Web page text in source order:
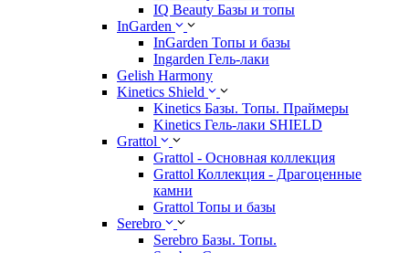
IQ Beauty Базы и топы
InGarden
InGarden Топы и базы
Ingarden Гель-лаки
Gelish Harmony
Kinetics Shield
Kinetics Базы. Топы. Праймеры
Kinetics Гель-лаки SHIELD
Grattol
Grattol - Oснoвнaя коллекция
Grattol Коллекция - Драгоценные
камни
Grattol Топы и базы
Serebro
Serebro Базы. Топы.